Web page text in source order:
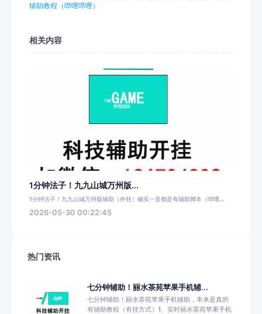
辅助教程（哔哩哔哩）
相关内容
1分钟法子！九九山城万州版...
1分钟法子！九九山城万州版辅助（外挂）确实一直都是有辅助脚本（哔哩...
2026-05-30 00:22:45
热门资讯
七分钟辅助！丽水茶苑苹果手机辅...
七分钟辅助！丽水茶苑苹果手机辅助，本来是真的
有辅助教程（有挂方式）1、实时丽水茶苑苹果手机